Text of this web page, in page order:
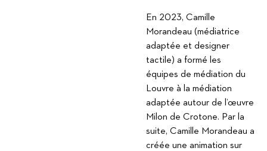
En 2023, Camille
Morandeau (médiatrice
adaptée et designer
tactile) a formé les
équipes de médiation du
Louvre à la médiation
adaptée autour de l’œuvre
Milon de Crotone. Par la
suite, Camille Morandeau a
créée une animation sur